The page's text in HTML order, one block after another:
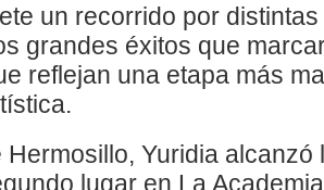
un recorrido por
grandes éxitos que
reflejan una etapa más
Hermosillo, Yuridia alcanzó
lugar en La